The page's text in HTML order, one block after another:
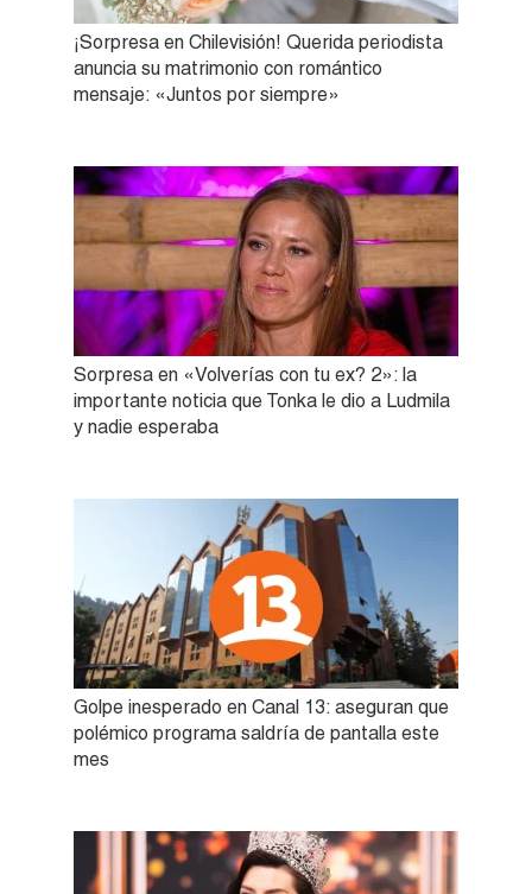
¡Sorpresa en Chilevisión! Querida periodista
anuncia su matrimonio con romántico
mensaje: «Juntos por siempre»
Sorpresa en «Volverías con tu ex? 2»: la
importante noticia que Tonka le dio a Ludmila
y nadie esperaba
Golpe inesperado en Canal 13: aseguran que
polémico programa saldría de pantalla este
mes